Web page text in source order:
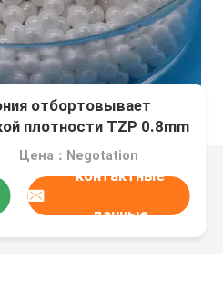
отбортовывает
плотности TZP 0.8mm
Цена：Negotation
контактные
данные